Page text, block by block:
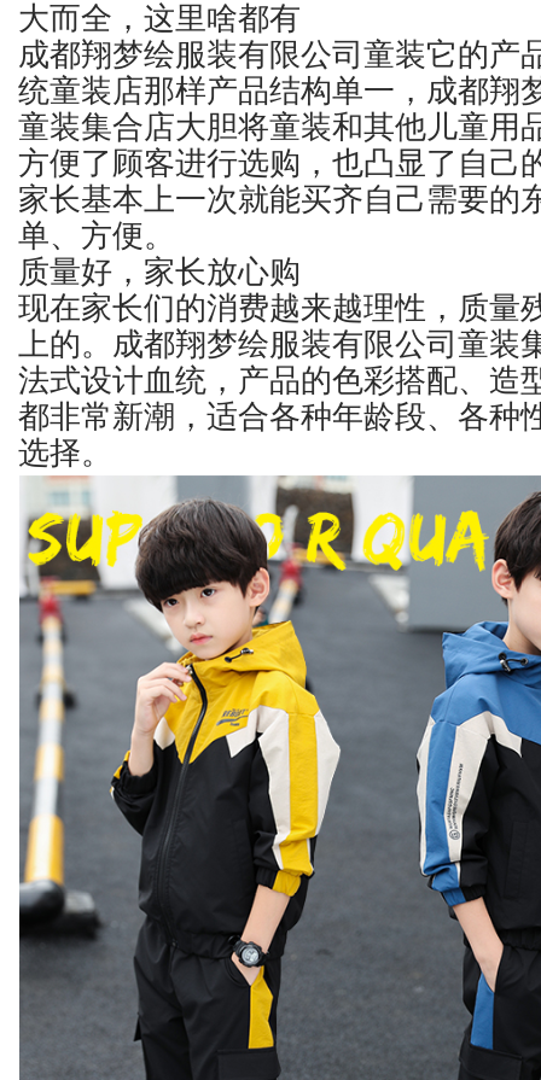
大而全，这里啥都有
成都翔梦绘服装有限公司童装它的产
统童装店那样产品结构单一，成都翔
童装集合店大胆将童装和其他儿童用
方便了顾客进行选购，也凸显了自己
家长基本上一次就能买齐自己需要的
单、方便。
质量好，家长放心购
现在家长们的消费越来越理性，质量
上的。成都翔梦绘服装有限公司童装
法式设计血统，产品的色彩搭配、造
都非常新潮，适合各种年龄段、各种
选择。